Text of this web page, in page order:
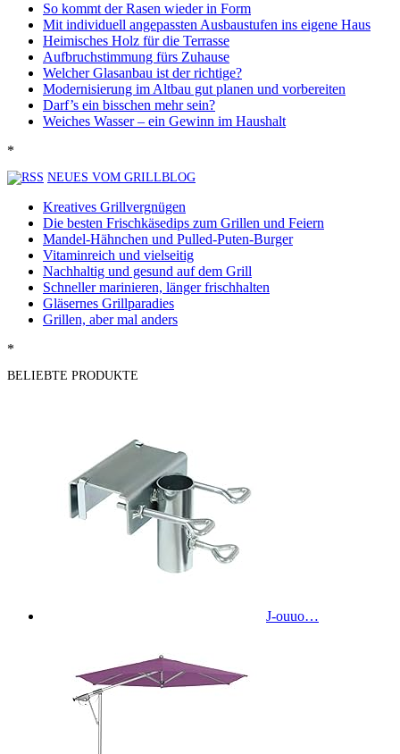
So kommt der Rasen wieder in Form
Mit individuell angepassten Ausbaustufen ins eigene Haus
Heimisches Holz für die Terrasse
Aufbruchstimmung fürs Zuhause
Welcher Glasanbau ist der richtige?
Modernisierung im Altbau gut planen und vorbereiten
Darf’s ein bisschen mehr sein?
Weiches Wasser – ein Gewinn im Haushalt
*
NEUES VOM GRILLBLOG
Kreatives Grillvergnügen
Die besten Frischkäsedips zum Grillen und Feiern
Mandel-Hähnchen und Pulled-Puten-Burger
Vitaminreich und vielseitig
Nachhaltig und gesund auf dem Grill
Schneller marinieren, länger frischhalten
Gläsernes Grillparadies
Grillen, aber mal anders
*
BELIEBTE PRODUKTE
J-ouuo…